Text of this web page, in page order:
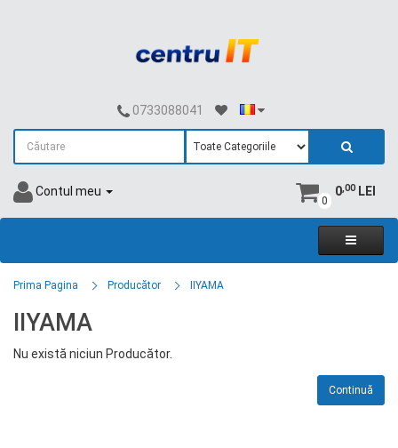
0733088041
Contul meu
0
0,00LEI
Prima Pagina Producător IIYAMA
IIYAMA
Nu există niciun Producător.
Continuă